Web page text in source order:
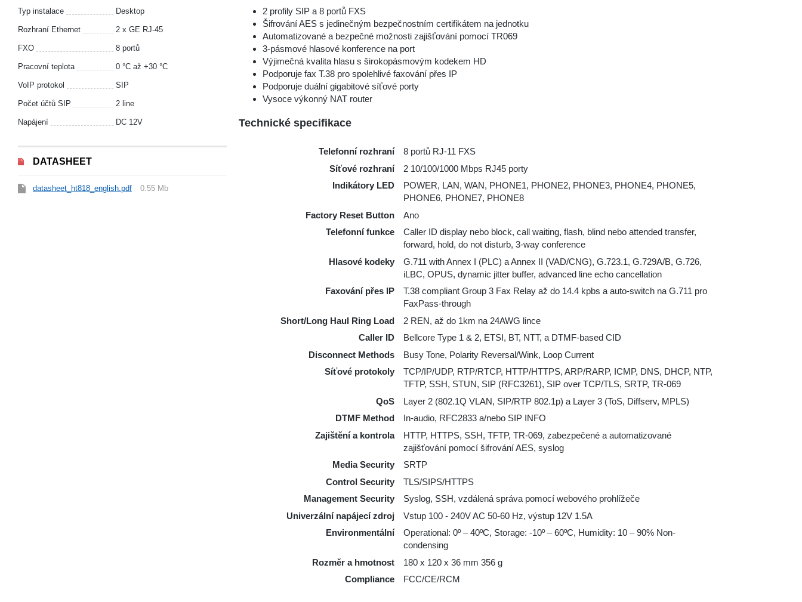
Typ instalace Desktop
Rozhraní Ethernet 2 x GE RJ-45
FXO 8 portů
Pracovní teplota 0 °С až +30 °С
VoIP protokol SIP
Počet účtů SIP 2 line
Napájení DC 12V
DATASHEET
datasheet_ht818_english.pdf 0.55 Mb
2 profily SIP a 8 portů FXS
Šifrování AES s jedinečným bezpečnostním certifikátem na jednotku
Automatizované a bezpečné možnosti zajišťování pomocí TR069
3-pásmové hlasové konference na port
Výjimečná kvalita hlasu s širokopásmovým kodekem HD
Podporuje fax T.38 pro spolehlivé faxování přes IP
Podporuje duální gigabitové síťové porty
Vysoce výkonný NAT router
Technické specifikace
Telefonní rozhraní
8 portů RJ-11 FXS
Síťové rozhraní
2 10/100/1000 Mbps RJ45 porty
Indikátory LED
POWER, LAN, WAN, PHONE1, PHONE2, PHONE3, PHONE4, PHONE5,
PHONE6, PHONE7, PHONE8
Factory Reset Button
Ano
Telefonní funkce
Caller ID display nebo block, call waiting, flash, blind nebo attended transfer,
forward, hold, do not disturb, 3-way conference
Hlasové kodeky
G.711 with Annex I (PLC) a Annex II (VAD/CNG), G.723.1, G.729A/B, G.726,
iLBC, OPUS, dynamic jitter buffer, advanced line echo cancellation
Faxování přes IP
T.38 compliant Group 3 Fax Relay až do 14.4 kpbs a auto-switch na G.711 pro
FaxPass-through
Short/Long Haul Ring Load
2 REN, až do 1km na 24AWG lince
Caller ID
Bellcore Type 1 & 2, ETSI, BT, NTT, a DTMF-based CID
Disconnect Methods
Busy Tone, Polarity Reversal/Wink, Loop Current
Síťové protokoly
TCP/IP/UDP, RTP/RTCP, HTTP/HTTPS, ARP/RARP, ICMP, DNS, DHCP, NTP,
TFTP, SSH, STUN, SIP (RFC3261), SIP over TCP/TLS, SRTP, TR-069
QoS
Layer 2 (802.1Q VLAN, SIP/RTP 802.1p) a Layer 3 (ToS, Diffserv, MPLS)
DTMF Method
In-audio, RFC2833 a/nebo SIP INFO
Zajištění a kontrola
HTTP, HTTPS, SSH, TFTP, TR-069, zabezpečené a automatizované
zajišťování pomocí šifrování AES, syslog
Media Security
SRTP
Control Security
TLS/SIPS/HTTPS
Management Security
Syslog, SSH, vzdálená správa pomocí webového prohlížeče
Univerzální napájecí zdroj
Vstup 100 - 240V AC 50-60 Hz, výstup 12V 1.5A
Environmentální
Operational: 0º – 40ºC, Storage: -10º – 60ºC, Humidity: 10 – 90% Non-
condensing
Rozměr a hmotnost
180 x 120 x 36 mm 356 g
Compliance
FCC/CE/RCM